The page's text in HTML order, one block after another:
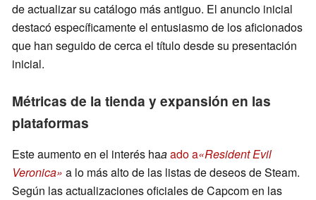
de actualizar su catálogo más antiguo. El anuncio inicial
destacó específicamente el entusiasmo de los aficionados
que han seguido de cerca el título desde su presentación
inicial.
Métricas de la tienda y expansión en las
plataformas
Este aumento en el interés haaado a«Resident Evil
Veronica» a lo más alto de las listas de deseos de Steam.
Según las actualizaciones oficiales de Capcom en las